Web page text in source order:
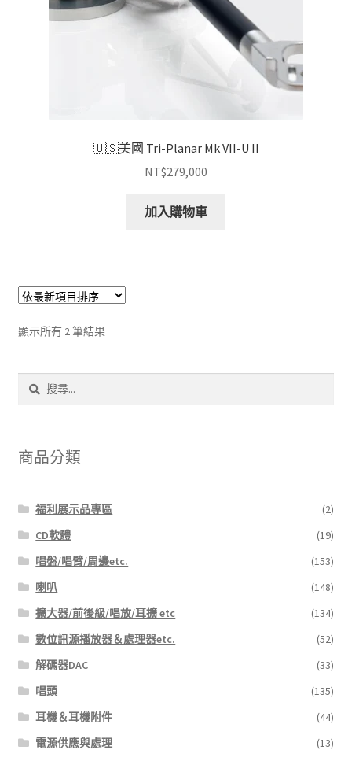
🇺🇸美國 Tri-Planar Mk VII-U II
NT$279,000
加入購物車
顯示所有 2 筆結果依
字:
商品分類
福利展示品專區
(2)
CD軟體
(19)
唱盤/唱臂/周邊etc.
(153)
喇叭
(148)
擴大器/前後級/唱放/耳擴 etc
(134)
數位訊源播放器＆處理器etc.
(52)
解碼器DAC
(33)
唱頭
(135)
耳機＆耳機附件
(44)
電源供應與處理
(13)